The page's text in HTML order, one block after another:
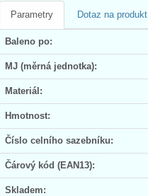
Parametry Dotaz na produkt
Baleno po:
MJ (měrná jednotka):
Materiál:
Hmotnost:
Číslo celního sazebníku:
Čárový kód (EAN13):
Skladem: